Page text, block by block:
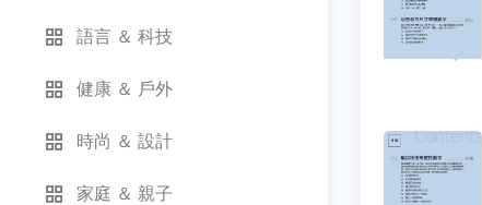
語言 ＆ 科技
健康 ＆ 戶外
時尚 ＆ 設計
家庭 ＆ 親子